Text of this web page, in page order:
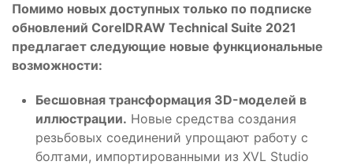
Помимо новых доступных только по подписке
обновлений CorelDRAW Technical Suite 2021
предлагает следующие новые функциональные
возможности:
Бесшовная трансформация 3D-моделей в
иллюстрации. Новые средства создания
резьбовых соединений упрощают работу с
болтами, импортированными из XVL Studio